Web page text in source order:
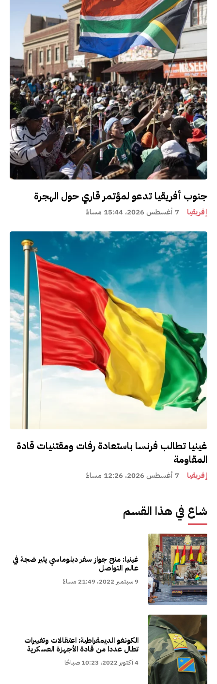
جنوب أفريقيا تدعو لمؤتمر قاري حول الهجرة
إفريقيا 7 أغسطس 2026، 15:44 مساءً
غينيا تطالب فرنسا باستعادة رفات ومقتنيات قادة
المقاومة
إفريقيا 7 أغسطس 2026، 12:26 مساءً
شاع في هذا القسم
غينيا: منح جواز سفر دبلوماسي يثير ضجة في
عالم التواصل
9 سبتمبر 2022، 21:49 مساءً
الكونغو الديمقراطية: اعتقالات وتغييرات
تطال عددا من قادة الأجهزة العسكرية
4 أكتوبر 2022، 10:23 صباحًا